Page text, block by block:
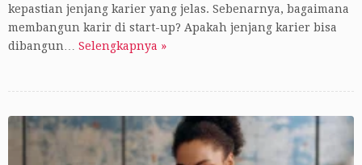
kepastian jenjang karier yang jelas. Sebenarnya, bagaimana
membangun karir di start-up? Apakah jenjang karier bisa
dibangun… Selengkapnya »